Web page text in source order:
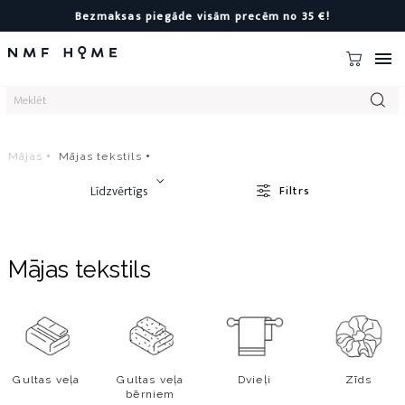
Bezmaksas piegāde visām precēm no 35 €!

Mājas Mājas tekstils
Līdzvērtīgs Filtrs
Mājas tekstils
Gultas veļa
Gultas veļa
bērniem
Dvieļi Zīds